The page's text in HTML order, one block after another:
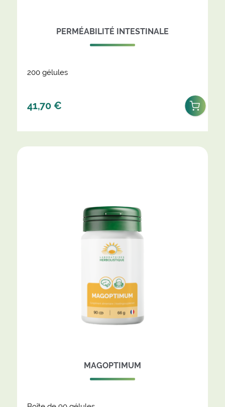
PERMÉABILITÉ INTESTINALE
200 gélules
41,70 €
MAGOPTIMUM